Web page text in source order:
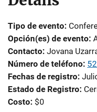
Tipo de evento
Opción(es) de evento
Contacto Jovana
Número de teléfono
Fechas de registro
Estado de Registro
Costo $0